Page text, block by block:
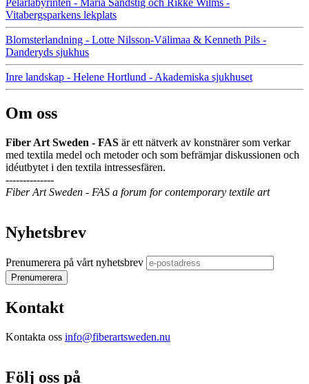
Pelarlabyrinten - Maria Sandstig och Rikke Wilms -
Vitabergsparkens lekplats
Blomsterlandning - Lotte Nilsson-Välimaa & Kenneth Pils -
Danderyds sjukhus
Inre landskap - Helene Hortlund - Akademiska sjukhuset
Om oss
Fiber Art Sweden - FAS är ett nätverk av konstnärer som verkar
med textila medel och metoder och som befrämjar diskussionen och
idéutbytet i den textila intressesfären.
--------------
Fiber Art Sweden - FAS a forum for contemporary textile art
Nyhetsbrev
Prenumerera på vårt nyhetsbrev
Kontakt
Kontakta oss info@fiberartsweden.nu
Följ oss på